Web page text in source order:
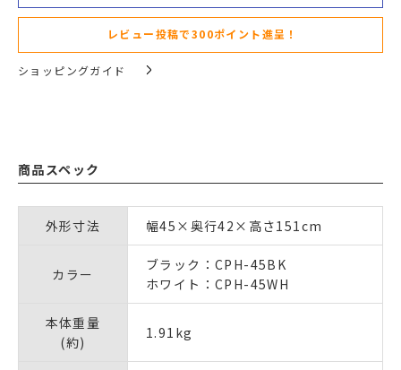
レビュー投稿で300ポイント進呈！
ショッピングガイド
商品スペック
外形寸法 幅45×奥行42×高さ151cm
カラー
ブラック：CPH-45BK
ホワイト：CPH-45WH
本体重量
(約)
1.91kg